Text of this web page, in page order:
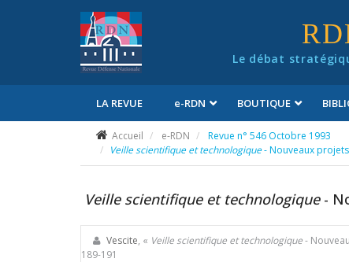
Le débat
LA REVUE e-RDN BOUTIQUE
Accueil e-RDN
Revue n° 546 Octobre 1993
Veille scientifique et technologique- Nouveaux
Veille scientifique et technologique -
Vescite, « Veille scientifique et technologique-
189-191